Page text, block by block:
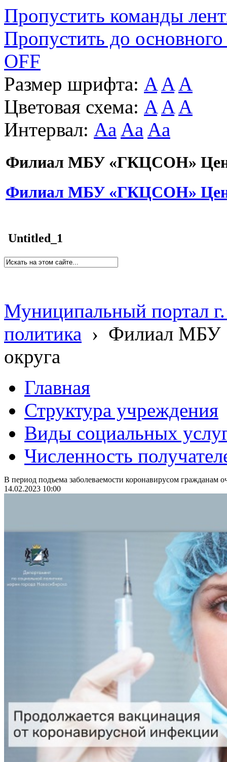
Пропустить команды
Пропустить до основного
OFF
Размер шрифта: A A A
Цветовая схема: A A A
Интервал: Aa Aa Aa
Филиал МБУ «ГКЦСОН»
Филиал МБУ «ГКЦСОН»
Untitled_1
Муниципальный портал
политика › Филиал МБУ
округа
Главная
Структура учреждения
Виды социальных
Численность
В период подъема заболеваемости коронавирусом гражданам
14.02.2023 10:00